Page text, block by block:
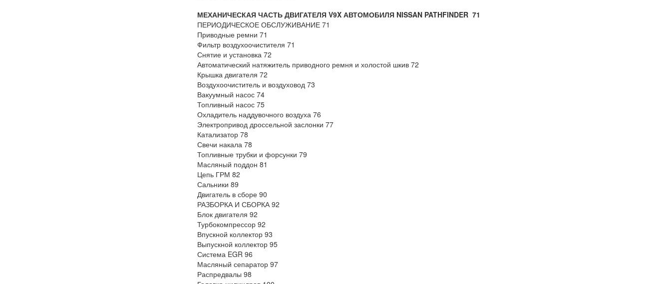
МЕХАНИЧЕСКАЯ ЧАСТЬ ДВИГАТЕЛЯ V9X АВТОМОБИЛЯ NISSAN PATHFINDER 71
ПЕРИОДИЧЕСКОЕ ОБСЛУЖИВАНИЕ 71
Приводные ремни 71
Фильтр воздухоочистителя 71
Снятие и установка 72
Автоматический натяжитель приводного ремня и холостой шкив 72
Крышка двигателя 72
Воздухоочиститель и воздуховод 73
Вакуумный насос 74
Топливный насос 75
Охладитель наддувочного воздуха 76
Электропривод дроссельной заслонки 77
Катализатор 78
Свечи накала 78
Топливные трубки и форсунки 79
Масляный поддон 81
Цепь ГРМ 82
Сальники 89
Двигатель в сборе 90
РАЗБОРКА И СБОРКА 92
Блок двигателя 92
Турбокомпрессор 92
Впускной коллектор 93
Выпускной коллектор 95
Система EGR 96
Масляный сепаратор 97
Распредвалы 98